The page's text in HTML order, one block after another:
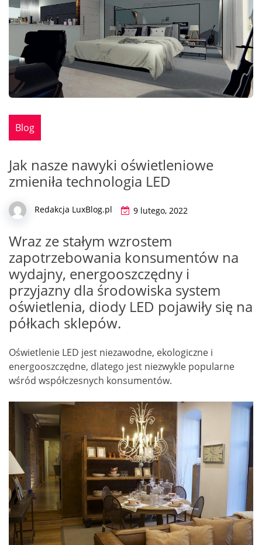
Blog
Jak nasze nawyki oświetleniowe
zmieniła technologia LED
Redakcja LuxBlog.pl 9 lutego, 2022
Wraz ze stałym wzrostem
zapotrzebowania konsumentów na
wydajny, energooszczędny i
przyjazny dla środowiska system
oświetlenia, diody LED pojawiły się na
półkach sklepów.
Oświetlenie LED jest niezawodne, ekologiczne i
energooszczędne, dlatego jest niezwykle popularne
wśród współczesnych konsumentów.